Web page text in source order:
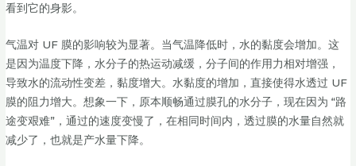
看到它的身影。
气温对 UF 膜的影响较为显著。当气温降低时，水的黏度会增加。这
是因为温度下降，水分子的热运动减缓，分子间的作用力相对增强，
导致水的流动性变差，黏度增大。水黏度的增加，直接使得水透过 UF
膜的阻力增大。想象一下，原本顺畅通过膜孔的水分子，现在因为 “路
途变艰难”，通过的速度变慢了，在相同时间内，透过膜的水量自然就
减少了，也就是产水量下降。